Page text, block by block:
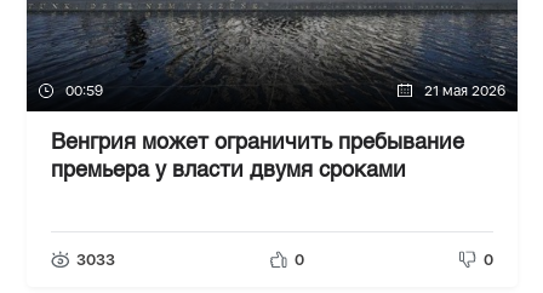
00:59 21 мая 2026
Венгрия может ограничить пребывание
премьера у власти двумя сроками
3033 0 0